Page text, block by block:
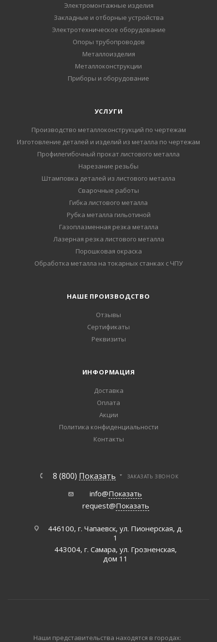
Электромонтажные изделия
Закладные и отборные устройства
Электротехническое оборудование
Опоры трубопроводов
Металлоизделия
Металлоконструкции
Приборы и оборудование
УСЛУГИ
Производство металлоконструкций по чертежам
Изготовление деталей и изделий из металла по чертежам
Профилегибочный прокат листового металла
Нарезание резьбы
Штамповка деталей из листового металла
Сварочные работы
Гибка листового металла
Рубка металла гильотиной
Газоплазменная резка металла
Лазерная резка листового металла
Порошковая окраска
Обработка металла на токарных станках с ЧПУ
НАШЕ ПРОИЗВОДСТВО
Отзывы
Сертификаты
Реквизиты
ИНФОРМАЦИЯ
Доставка
Оплата
Акции
Политика конфиденциальности
Контакты
8 (800) Показать ЗАКАЗАТЬ ЗВОНОК
info@Показать
request@Показать
446100, г. Чапаевск, ул. Пионерская, д.
1
443004, г. Самара, ул. Грозненская,
дом 11
Наши представительства находятся в городах: